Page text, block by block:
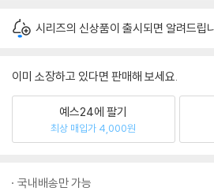
시리즈의 신상품이 출시되면 알려드립
이미 소장하고 있다면 판매해 보세요.
예스24에 팔기
최상 매입가 4,000원
국내배송만 가능